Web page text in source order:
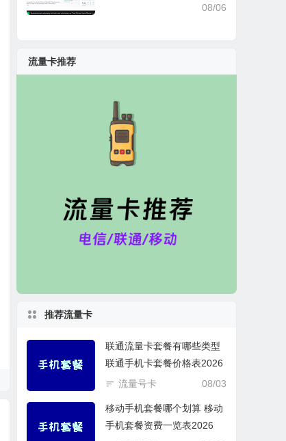
据分析、高效办公与企业安
08/06
流量卡推荐
推荐流量卡
联通流量卡套餐有哪些类型
联通手机卡套餐价格表2026
08/03
流量号卡
移动手机套餐哪个划算 移动
手机套餐资费一览表2026